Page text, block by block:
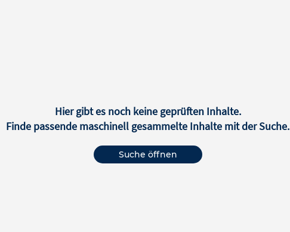
Hier gibt es noch keine geprüften Inhalte.
Finde passende maschinell gesammelte Inhalte mit der Suche.
Suche öffnen